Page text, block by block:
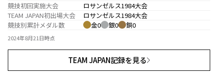
競技初回実施大会
ロサンゼルス1984大会
TEAM JAPAN初出場大会
ロサンゼルス1984大会
競技別累計メダル数
金0 銀0 銅0
2024年8月21日時点
TEAM JAPAN記録を見る